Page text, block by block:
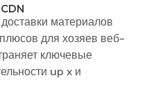
материалов
для хозяев веб-
ключевые
up x и